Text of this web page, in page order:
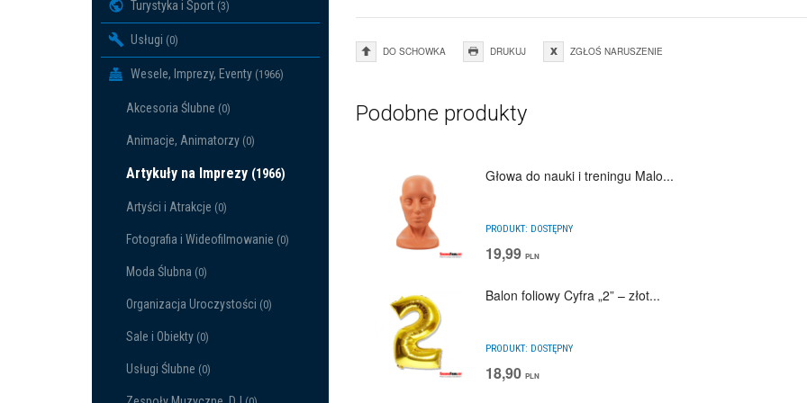
Turystyka i Sport (3)
Usługi (0)
Wesele, Imprezy, Eventy (1966)
Akcesoria Ślubne (0)
Animacje, Animatorzy (0)
Artykuły na Imprezy (1966)
Artyści i Atrakcje (0)
Fotografia i Wideofilmowanie (0)
Moda Ślubna (0)
Organizacja Uroczystości (0)
Sale i Obiekty (0)
Usługi Ślubne (0)
DO SCHOWKA DRUKUJ ZGŁOŚ NARUSZENIE
Podobne produkty
Głowa do nauki i treningu Malo...
PRODUKT: DOSTĘPNY
19,99 PLN
Balon foliowy Cyfra „2” – złot...
PRODUKT: DOSTĘPNY
18,90 PLN